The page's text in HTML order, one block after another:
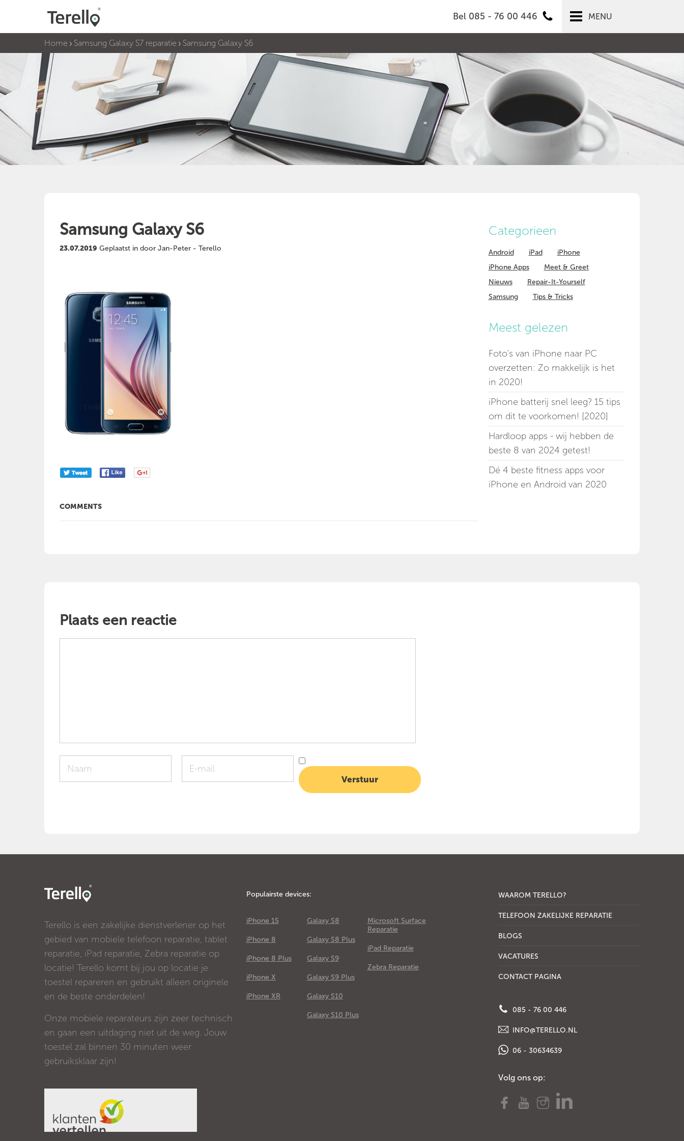
Bel 085 - 76 00 446 MENU
Home Samsung Galaxy S7 reparatie Samsung Galaxy S6
Samsung Galaxy S6
23.07.2019 Geplaatst in door Jan-Peter - Terello
COMMENTS
Categorieen
Android iPad
iPhone
iPhone Apps
Meet & Greet
Nieuws
Repair-It-Yourself
Samsung
Tips & Tricks
Meest gelezen
Foto's van iPhone naar PC
overzetten: Zo makkelijk is het
in 2020!
iPhone batterij snel leeg? 15 tips
om dit te voorkomen! [2020]
Hardloop apps - wij hebben de
beste 8 van 2024 getest!
Dé 4 beste fitness apps voor
iPhone en Android van 2020
Plaats een reactie
Terello is een zakelijke dienstverlener op het
gebied van mobiele telefoon reparatie, tablet
reparatie, iPad reparatie, Zebra reparatie op
locatie! Terello komt bij jou op locatie je
toestel repareren en gebruikt alleen originele
en de beste onderdelen!
Onze mobiele reparateurs zijn zeer technisch
en gaan een uitdaging niet uit de weg. Jouw
toestel zal binnen 30 minuten weer
gebruiksklaar zijn!
Populairste devices:
iPhone 15
iPhone 8
iPhone 8 Plus
iPhone X
iPhone XR
Galaxy S8
Galaxy S8 Plus
Galaxy S9
Galaxy S9 Plus
Galaxy S10
Galaxy S10 Plus
Microsoft Surface
Reparatie
iPad Reparatie
Zebra Reparatie
WAAROM TERELLO?
TELEFOON ZAKELIJKE REPARATIE
BLOGS
VACATURES
CONTACT PAGINA
085 - 76 00 446
INFO@TERELLO.NL
06 - 30634639
Volg ons op: